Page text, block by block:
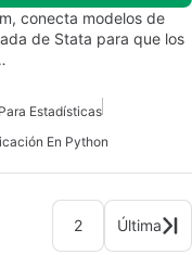
conecta modelos de
de Stata para que los
Estadísticas
En Python
2 Última